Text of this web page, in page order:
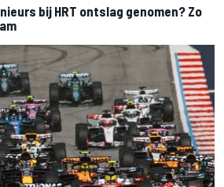
bij HRT ontslag genomen? Zo